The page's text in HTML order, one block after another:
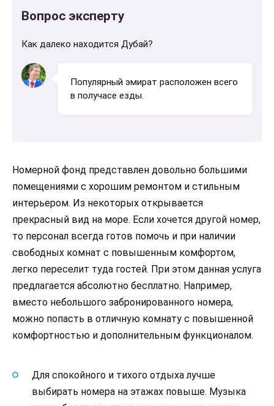
Вопрос эксперту
Как далеко находится Дубай?
Популярный эмират расположен всего
в получасе езды.
Номерной фонд представлен довольно большими
помещениями с хорошим ремонтом и стильным
интерьером. Из некоторых открывается
прекрасный вид на море. Если хочется другой номер,
то персонал всегда готов помочь и при наличии
свободных комнат с повышенным комфортом,
легко переселит туда гостей. При этом данная услуга
предлагается абсолютно бесплатно. Например,
вместо небольшого забронированного номера,
можно попасть в отличную комнату с повышенной
комфортностью и дополнительным функционалом.
Для спокойного и тихого отдыха лучше
выбирать номера на этажах повыше. Музыка